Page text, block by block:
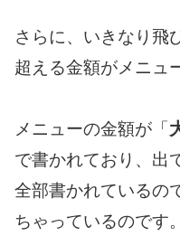
さらに、いきなり飛
超える金額がメニュ
メニューの金額が「
で書かれており、出
全部書かれているの
ちゃっているのです。